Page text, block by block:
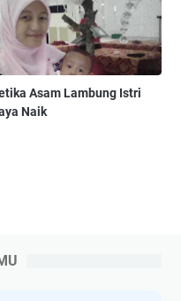
Asam Lambung Istri
Naik